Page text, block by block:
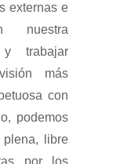
externas e
nuestra
trabajar
más
con
podemos
plena, libre